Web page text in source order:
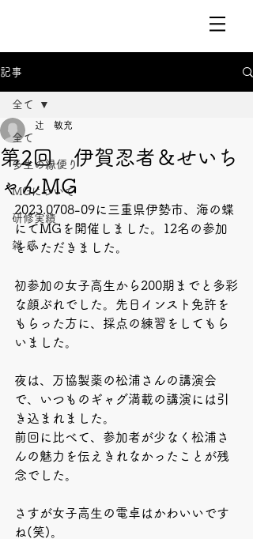
記事
全て
多生の縁便り
MGについて
研修実績
雑 感
全て
第2回 伊賀忍者＆せいち
ゃんMG
辻 敏充
2023.0708-09に三重県伊勢市、海の蝶
にてMGを開催しました。12名の参加
をいただきました。
初参加の女子高生から200期までと多彩
な顔ぶれでした。先日インスト免許を
もらった方に、採点の練習をしてもら
いました。
夜は、万協製薬の松浦さんの講演会
で、いつものギャグ満載の講演には引
き込まれました。
前回に比べて、参加者が少なく松浦さ
んの魅力を伝えきれなかったことが残
念でした。
さすが女子高生の電卓はかわいいです
ね(笑)。